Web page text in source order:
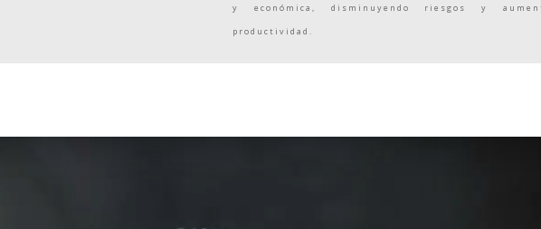
y económica, disminuyendo riesgos y
productividad.